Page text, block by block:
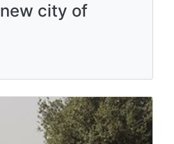
city of